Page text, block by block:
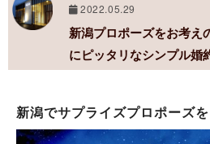
2022.05.29
新潟プロポーズをお考え
にピッタリなシンプル婚
新潟でサプライズプロポーズ